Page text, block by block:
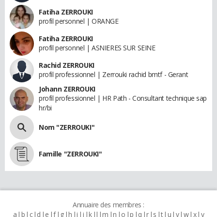
Fatiha ZERROUKI
profil personnel | ORANGE
Fatiha ZERROUKI
profil personnel | ASNIERES SUR SEINE
Rachid ZERROUKI
profil professionnel | Zerrouki rachid bmtf - Gerant
Johann ZERROUKI
profil professionnel | HR Path - Consultant technique sap
hr/bi
Nom "ZERROUKI"
Famille "ZERROUKI"
Annuaire des membres :
a b c d e f g h i j k l m n o p q r s t u v w x y